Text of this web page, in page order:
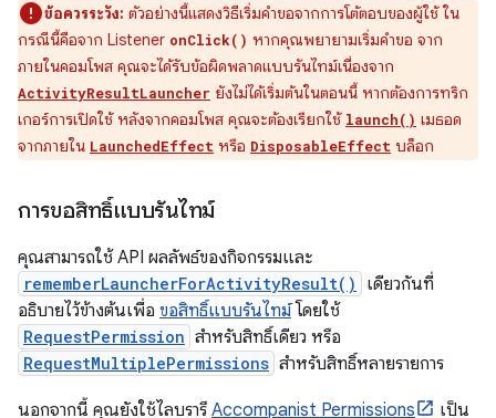
ข้อควรระวัง: ตัวอย่างนี้แสดงวิธีเริ่มคำขอจากการโต้ตอบของผู้ใช้ ใน
กรณีนี้คือจาก Listener onClick() หากคุณพยายามเริ่มคำขอ จาก
ภายในคอมโพส คุณจะได้รับข้อผิดพลาดแบบรันไทม์เนื่องจาก
ActivityResultLauncher ยังไม่ได้เริ่มต้นในตอนนี้ หากต้องการทริก
เกอร์การเปิดใช้ หลังจากคอมโพส คุณจะต้องเรียกใช้ launch() เมธอด
จากภายใน LaunchedEffect หรือ DisposableEffect บล็อก
การขอสิทธิ์แบบรันไทม์
คุณสามารถใช้ API ผลลัพธ์ของกิจกรรมและ
rememberLauncherForActivityResult()
เดียวกันที่
อธิบายไว้ข้างต้นเพื่อ ขอสิทธิ์แบบรันไทม์โดยใช้
RequestPermission สำหรับสิทธิ์เดียว หรือ
RequestMultiplePermissions สำหรับสิทธิ์หลายรายการ
นอกจากนี้ คุณยังใช้ไลบรารี Accompanist Permissions
เป็น